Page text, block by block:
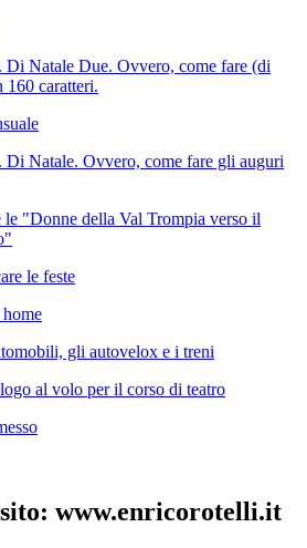
Di Natale Due. Ovvero, come fare (di
caratteri.
Di Natale. Ovvero, come fare gli auguri
le "Donne della Val Trompia verso il
le feste
gli autovelox e i treni
al volo per il corso di teatro
www.enricorotelli.it